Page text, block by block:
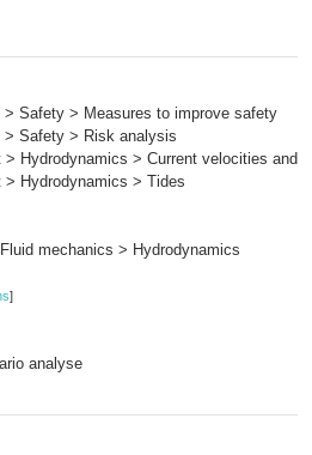
> Safety > Measures to improve safety
> Safety > Risk analysis
> Hydrodynamics > Current velocities and
> Hydrodynamics > Tides
mechanics > Hydrodynamics
]
analyse